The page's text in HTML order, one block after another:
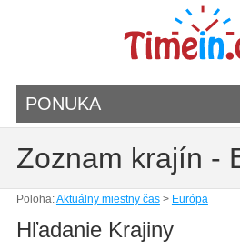
PONUKA
Zoznam krajín -
Poloha:Aktuálny miestny čas> Európa
Hľadanie Krajiny